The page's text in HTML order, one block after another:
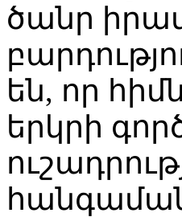
ծանր
են, որ
երկրի